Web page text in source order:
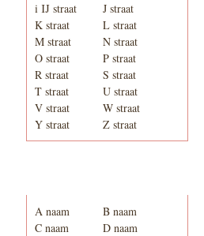
i IJ straat
J straat
K straat
L straat
M straat
N straat
O straat
P straat
R straat
S straat
T straat
U straat
V straat
W straat
Y straat
Z straat
A naam
B naam
C naam
D naam